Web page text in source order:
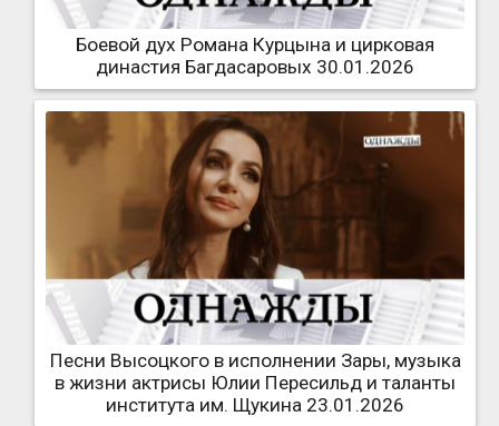
Боевой дух Романа Курцына и цирковая
династия Багдасаровых 30.01.2026
Песни Высоцкого в исполнении Зары, музыка
в жизни актрисы Юлии Пересильд и таланты
института им. Щукина 23.01.2026